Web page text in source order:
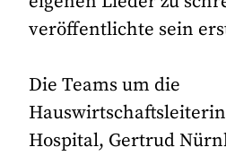
veröffentlichte sein
Die Teams um die
Hospital, Gertrud